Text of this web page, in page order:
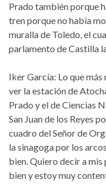
Prado también porque
tren porque no había
muralla de Toledo, el
parlamento de Castilla
Iker García: Lo que
ver la estación de
Prado y el de Ciencias
San Juan de los Reyes
cuadro del Señor de
la sinagoga por los
bien. Quiero decir a mis
bien y estoy muy